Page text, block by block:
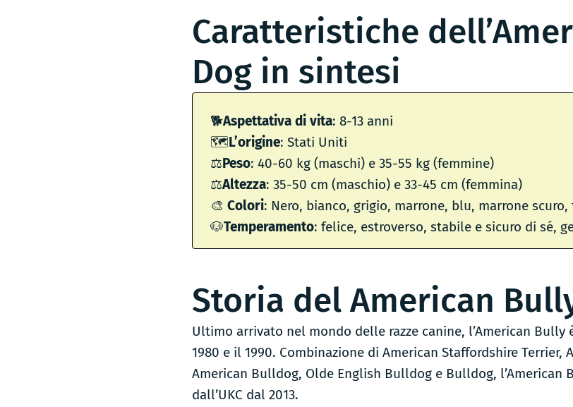
Caratteristiche
Dog in sintesi
🐕Aspettativa di vita: 8-13 anni
🗺L’origine: Stati Uniti
⚖️Peso: 40-60 kg (maschi) e 35-55 kg (femmine)
⚖️Altezza: 35-50 cm (maschio) e 33-45 cm (femmina)
🎨 Colori: Nero, bianco, grigio, marrone, blu, marrone
🐶Temperamento: felice, estroverso, stabile e sicuro di sé,
Storia del American
Ultimo arrivato nel mondo delle razze canine, l’American
1980 e il 1990. Combinazione di American Staffordshire Terrier,
American Bulldog, Olde English Bulldog e Bulldog, l’American
dall’UKC dal 2013.